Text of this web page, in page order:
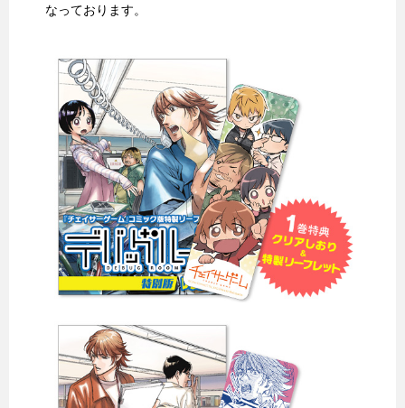
なっております。